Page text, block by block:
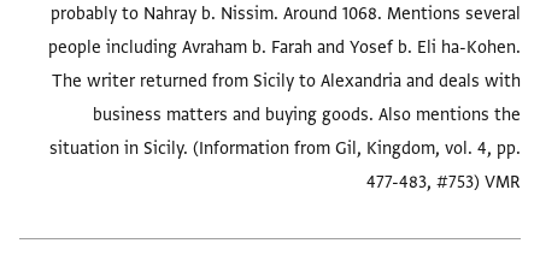
probably to Nahray b. Nissim. Around 1068. Mentions several
people including Avraham b. Farah and Yosef b. Eli ha-Kohen.
The writer returned from Sicily to Alexandria and deals with
business matters and buying goods. Also mentions the
situation in Sicily. (Information from Gil, Kingdom, vol. 4, pp.
477-483, #753) VMR